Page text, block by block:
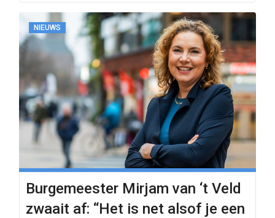
NIEUWS
Burgemeester Mirjam van ‘t Veld
zwaait af: “Het is net alsof je een